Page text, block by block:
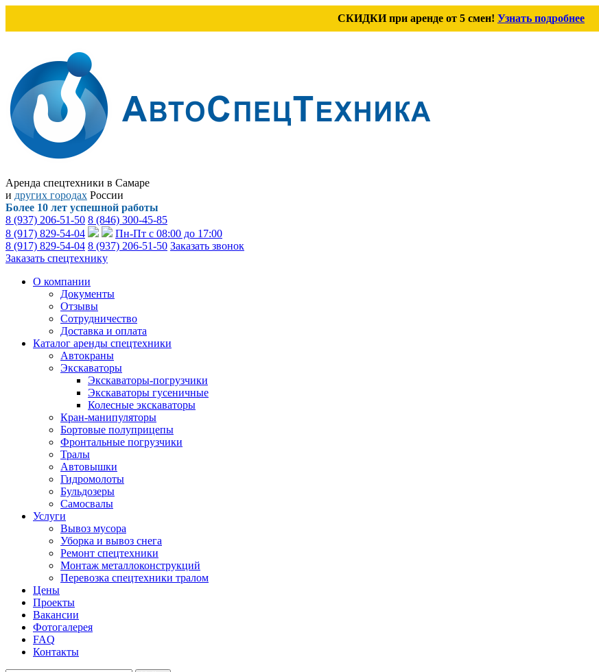
СКИДКИ при аренде от 5 смен! Узнать подробнее
Аренда спецтехники в Самаре
и других городах России
Более 10 лет успешной работы
8 (937) 206-51-50 8 (846) 300-45-85
8 (917) 829-54-04
Пн-Пт с 08:00 до 17:00
8 (917) 829-54-04 8 (937) 206-51-50 Заказать звонок
Заказать спецтехнику
О компании
Документы
Отзывы
Сотрудничество
Доставка и оплата
Каталог аренды спецтехники
Автокраны
Экскаваторы
Экскаваторы-погрузчики
Экскаваторы гусеничные
Колесные экскаваторы
Кран-манипуляторы
Бортовые полуприцепы
Фронтальные погрузчики
Тралы
Автовышки
Гидромолоты
Бульдозеры
Самосвалы
Услуги
Вывоз мусора
Уборка и вывоз снега
Ремонт спецтехники
Монтаж металлоконструкций
Перевозка спецтехники тралом
Цены
Проекты
Вакансии
Фотогалерея
FAQ
Контакты